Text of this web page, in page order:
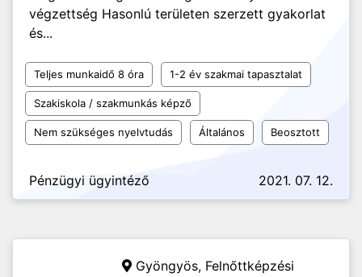
végzettség Hasonlú területen szerzett gyakorlat
és...
Teljes munkaidő 8 óra 1-2 év szakmai tapasztalat
Szakiskola / szakmunkás képző
Nem szükséges nyelvtudás Általános Beosztott
Pénzügyi ügyintéző 2021. 07. 12.
Gyöngyös, Felnőttképzési